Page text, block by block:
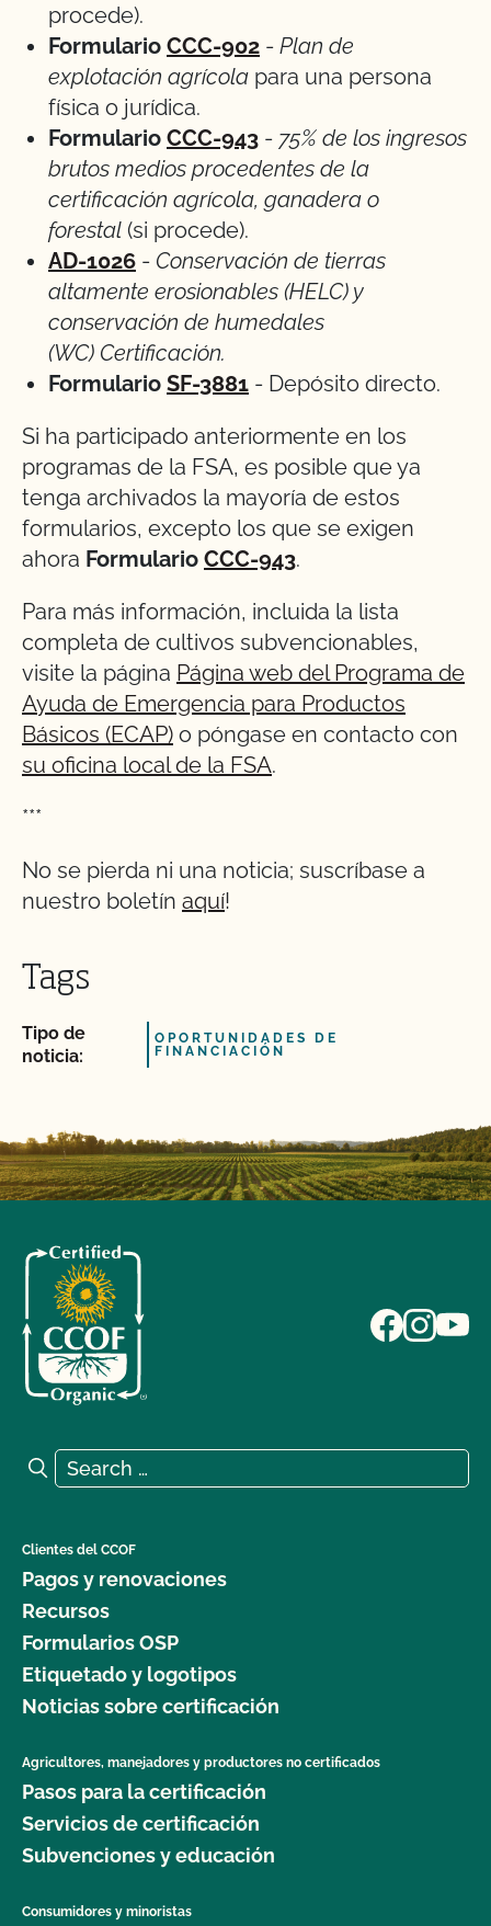
procede).
Formulario CCC-902 - Plan de
explotación agrícola para una persona
física o jurídica.
Formulario CCC-943 - 75% de los ingresos
brutos medios procedentes de la
certificación agrícola, ganadera o
forestal (si procede).
AD-1026 - Conservación de tierras
altamente erosionables (HELC) y
conservación de humedales
(WC) Certificación.
Formulario SF-3881 - Depósito directo.
Si ha participado anteriormente en los
programas de la FSA, es posible que ya
tenga archivados la mayoría de estos
formularios, excepto los que se exigen
ahora Formulario CCC-943.
Para más información, incluida la lista
completa de cultivos subvencionables,
visite la página Página web del Programa de
Ayuda de Emergencia para Productos
Básicos (ECAP) o póngase en contacto con
su oficina local de la FSA.
***
No se pierda ni una noticia; suscríbase a
nuestro boletín aquí!
Tags
Tipo de
noticia:
OPORTUNIDADES DE
FINANCIACIÓN
Search for:
Search
Clientes del CCOF
Pagos y renovaciones
Recursos
Formularios OSP
Etiquetado y logotipos
Noticias sobre certificación
Agricultores, manejadores y productores no certificados
Pasos para la certificación
Servicios de certificación
Subvenciones y educación
Consumidores y minoristas